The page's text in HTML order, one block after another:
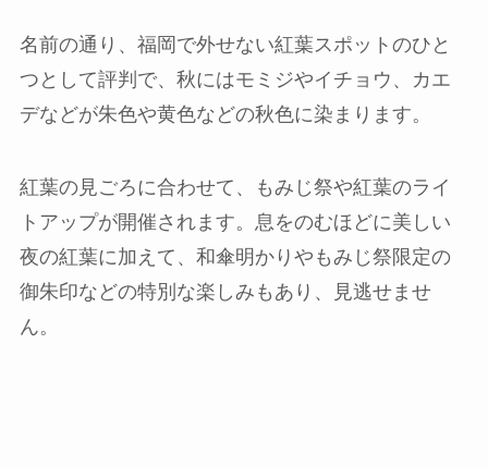
名前の通り、福岡で外せない紅葉スポットのひと
つとして評判で、秋にはモミジやイチョウ、カエ
デなどが朱色や黄色などの秋色に染まります。
紅葉の見ごろに合わせて、もみじ祭や紅葉のライ
トアップが開催されます。息をのむほどに美しい
夜の紅葉に加えて、和傘明かりやもみじ祭限定の
御朱印などの特別な楽しみもあり、見逃せませ
ん。